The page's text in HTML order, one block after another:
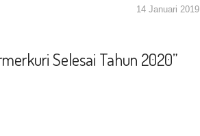
14 Januari 2019
Selesai Tahun 2020”